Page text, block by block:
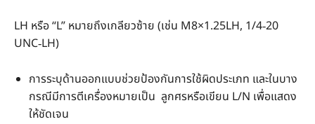
LH หรือ “L” หมายถึงเกลียวซ้าย (เช่น M8×1.25LH, 1/4‑20
UNC‑LH)
การระบุด้านออกแบบช่วยป้องกันการใช้ผิดประเภท และในบาง
กรณีมีการตีเครื่องหมายเป็น ลูกศรหรือเขียน L/N เพื่อแสดง
ให้ชัดเจน